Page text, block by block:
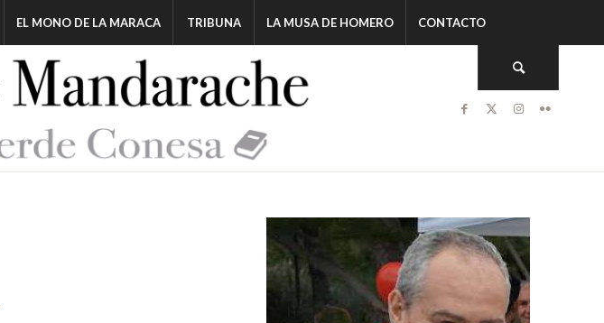
EL MONO DE LA MARACA TRIBUNA LA MUSA DE HOMERO CONTACTO